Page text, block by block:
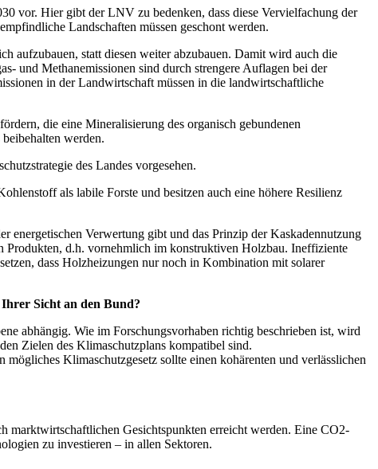
vor. Hier gibt der LNV zu bedenken, dass diese Vervielfachung der
Landschaften müssen geschont werden.
aufzubauen, statt diesen weiter abzubauen. Damit wird auch die
und Methanemissionen sind durch strengere Auflagen bei der
in der Landwirtschaft müssen in die landwirtschaftliche
die eine Mineralisierung des organisch gebundenen
werden.
des Landes vorgesehen.
als labile Forste und besitzen auch eine höhere Resilienz
Verwertung gibt und das Prinzip der Kaskadennutzung
Produkten, d.h. vornehmlich im konstruktiven Holzbau. Ineffiziente
dass Holzheizungen nur noch in Kombination mit solarer
Sicht an den Bund?
abhängig. Wie im Forschungsvorhaben richtig beschrieben ist, wird
Zielen des Klimaschutzplans kompatibel sind.
Klimaschutzgesetz sollte einen kohärenten und verlässlichen
marktwirtschaftlichen Gesichtspunkten erreicht werden. Eine CO2-
zu investieren – in allen Sektoren.